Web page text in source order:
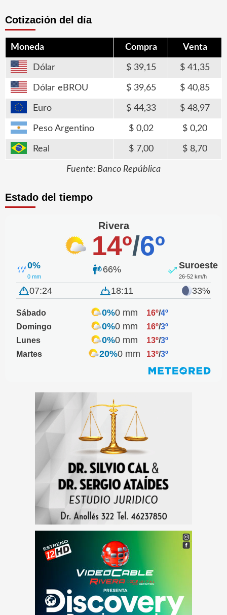
Cotización del día
Moneda Compra Venta
Dólar 39,15 41,35
Dólar eBROU 39,65 40,85
Euro 44,33 48,97
Peso Argentino 0,02 0,20
Real 7,00 8,70
Fuente: Banco República
Estado del tiempo
Rivera
14º/6º
0%
0 mm
66% Suroeste
26-52 km/h
07:24 18:11 33%
Sábado 0%0 mm 16º/4º
Domingo
0%0 mm 16º/3º
Lunes
0%0 mm 13º/3º
Martes
20%0 mm 13º/3º